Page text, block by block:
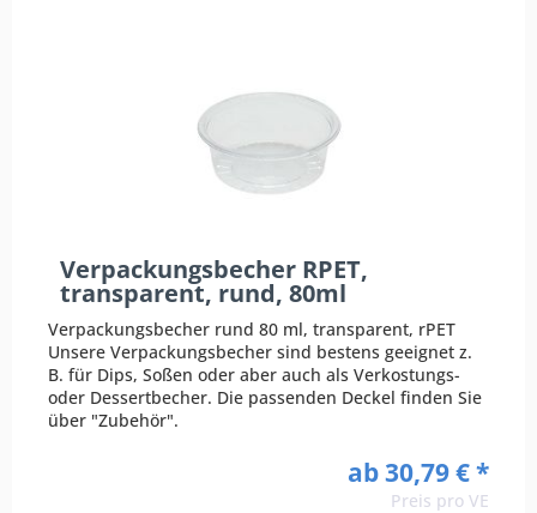
Verpackungsbecher RPET,
transparent, rund, 80ml
Verpackungsbecher rund 80 ml, transparent, rPET
Unsere Verpackungsbecher sind bestens geeignet z.
B. für Dips, Soßen oder aber auch als Verkostungs-
oder Dessertbecher. Die passenden Deckel finden Sie
über "Zubehör".
ab 30,79 € *
Preis pro VE